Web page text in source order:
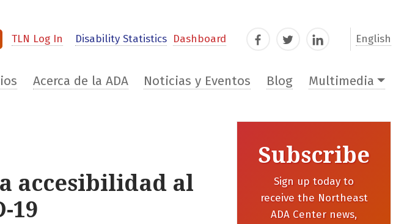
TLN Log In Disability Statistics Dashboard FacebookTwitterLinkedIn English
Acerca de la ADA Noticias y Eventos Blog Multimedia
accesibilidad al
19
Subscribe
Sign up today to
receive the Northeast
ADA Center news,